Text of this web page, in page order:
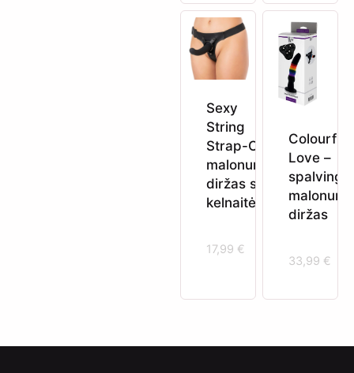
Sexy
String
Strap-On –
malonumo
diržas su
kelnaitėmis
17,99 €
Colourful
Love –
diržas
33,99 €